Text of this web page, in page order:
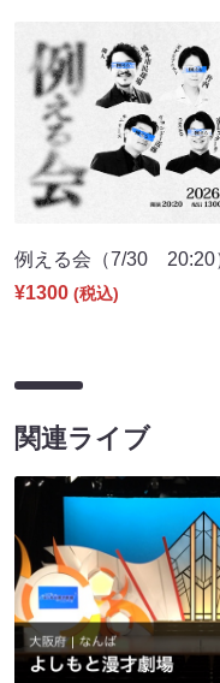
例える会（7/30 20:20
¥1300 (税込)
関連ライブ